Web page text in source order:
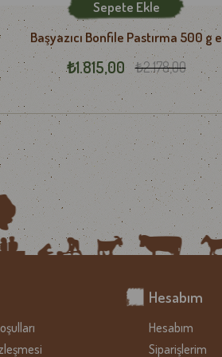
Başyazıcı Bonfile Pastırma 500 g e
₺1.815,00 ₺2.178,00
Sepete Ekle
Hesabım
Hesabım
Siparişlerim